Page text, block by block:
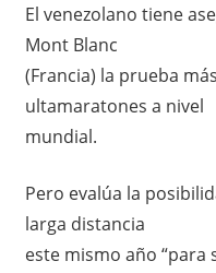
El venezolano tiene
Mont Blanc
(Francia) la prueba
ultamaratones a nivel
mundial.
Pero evalúa la
larga distancia
este mismo año